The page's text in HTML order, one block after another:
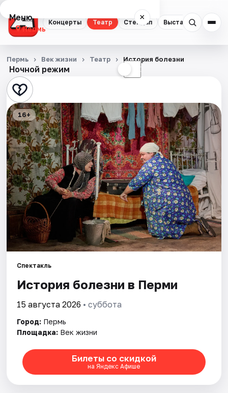
Концерты Театр Стендап Выставки
Меню ×
Пермь
Концерты
Театр
Стендап
Выставки
Квесты
Экскурсии
Спорт
События
Города
Артисты
Рейтинги
Ночной режим ☾
Пермь Век жизни Театр История болезни
16+
Спектакль
История болезни в Перми
15 августа 2026 • суббота
Город: Пермь
Площадка: Век жизни
Билеты со скидкой
на Яндекс Афише